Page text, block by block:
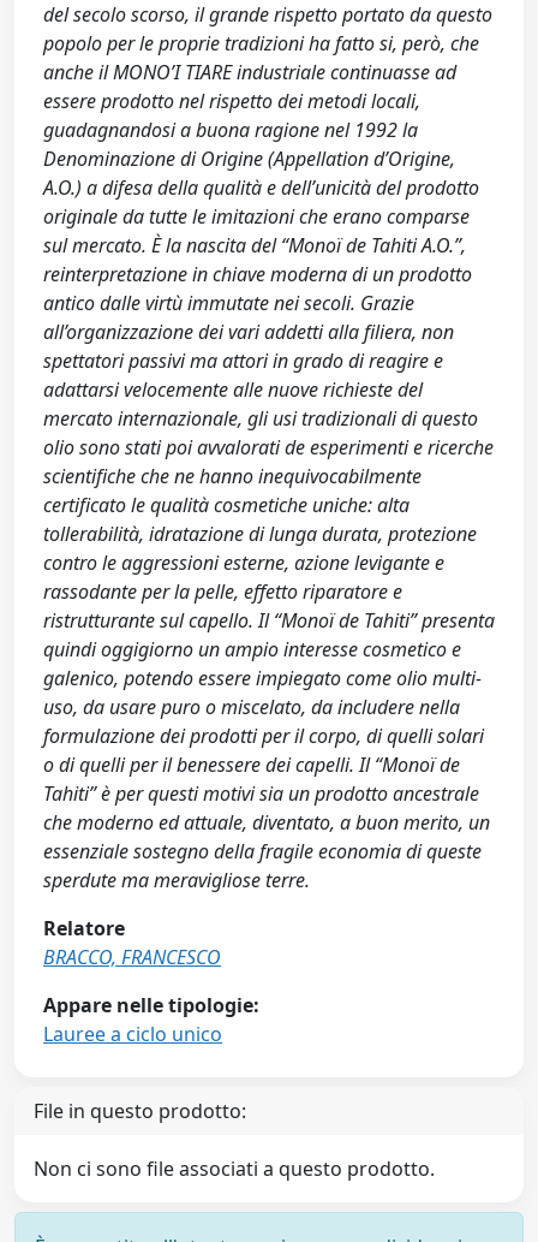
del secolo scorso, il grande rispetto portato da questo
popolo per le proprie tradizioni ha fatto si, però, che
anche il MONO’I TIARE industriale continuasse ad
essere prodotto nel rispetto dei metodi locali,
guadagnandosi a buona ragione nel 1992 la
Denominazione di Origine (Appellation d’Origine,
A.O.) a difesa della qualità e dell’unicità del prodotto
originale da tutte le imitazioni che erano comparse
sul mercato. È la nascita del “Monoï de Tahiti A.O.”,
reinterpretazione in chiave moderna di un prodotto
antico dalle virtù immutate nei secoli. Grazie
all’organizzazione dei vari addetti alla filiera, non
spettatori passivi ma attori in grado di reagire e
adattarsi velocemente alle nuove richieste del
mercato internazionale, gli usi tradizionali di questo
olio sono stati poi avvalorati de esperimenti e ricerche
scientifiche che ne hanno inequivocabilmente
certificato le qualità cosmetiche uniche: alta
tollerabilità, idratazione di lunga durata, protezione
contro le aggressioni esterne, azione levigante e
rassodante per la pelle, effetto riparatore e
ristrutturante sul capello. Il “Monoï de Tahiti” presenta
quindi oggigiorno un ampio interesse cosmetico e
galenico, potendo essere impiegato come olio multi-
uso, da usare puro o miscelato, da includere nella
formulazione dei prodotti per il corpo, di quelli solari
o di quelli per il benessere dei capelli. Il “Monoï de
Tahiti” è per questi motivi sia un prodotto ancestrale
che moderno ed attuale, diventato, a buon merito, un
essenziale sostegno della fragile economia di queste
sperdute ma meravigliose terre.
Relatore
BRACCO, FRANCESCO
Appare nelle tipologie:
Lauree a ciclo unico
File in questo prodotto:
Non ci sono file associati a questo prodotto.